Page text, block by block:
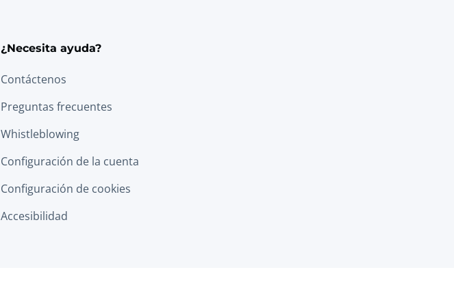
¿Necesita ayuda?
Contáctenos
Preguntas frecuentes
Whistleblowing
Configuración de la cuenta
Configuración de cookies
Accesibilidad